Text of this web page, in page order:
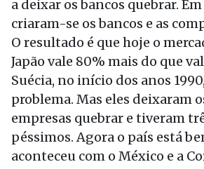
a deixar os bancos quebrar.
criaram-se os bancos e as
O resultado é que hoje o
Japão vale 80% mais do que
Suécia, no início dos anos
problema. Mas eles deixaram
empresas quebrar e tiveram
péssimos. Agora o país está
aconteceu com o México e a